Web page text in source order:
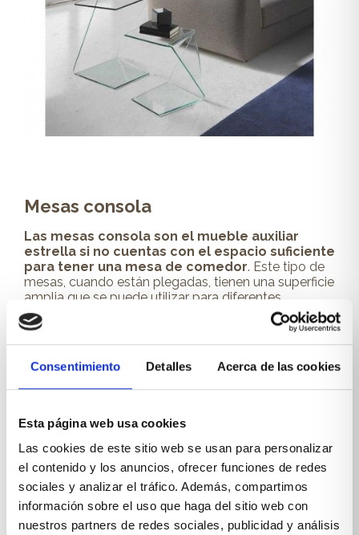
Consentimiento Detalles Acerca de las cookies
Esta página web usa cookies
Las cookies de este sitio web se usan para personalizar
el contenido y los anuncios, ofrecer funciones de redes
sociales y analizar el tráfico. Además, compartimos
información sobre el uso que haga del sitio web con
nuestros partners de redes sociales, publicidad y análisis
Mesas consola
Las mesas consola son el mueble auxiliar
estrella si no cuentas con el espacio suficiente
para tener una mesa de comedor. Este tipo de
mesas, cuando están plegadas, tienen una superficie
amplia que se puede utilizar para diferentes
propósitos, desde colocar decoración y objetos,
hasta servir de escritorio.